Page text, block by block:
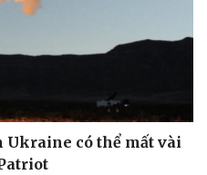
Ukraine có thể mất vài